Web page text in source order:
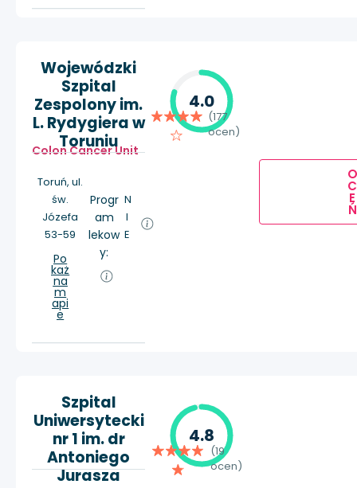
Wojewódzki
Szpital
Zespolony im.
L. Rydygiera w
Toruniu
Colon Cancer Unit
Toruń, ul.
św.
Józefa
53-59
Po
każ
na
m
api
e
Progr
am
lekow
y:
N
I
E
4.0
(177
ocen)
O
C
E
Ń
Szpital
Uniwersytecki
nr 1 im. dr
Antoniego
Jurasza
4.8
(19
ocen)